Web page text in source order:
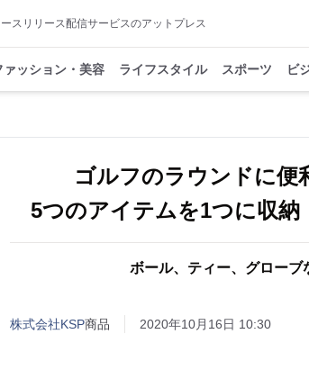
スリリース配信サービスのアットプレス
ァッション・美容 ライフスタイル スポーツ ビ
ゴルフのラウンドに便
5つのアイテムを1つに収納
ボール、ティー、グロー
株式会社KSP商品 2020年10月16日 10:30